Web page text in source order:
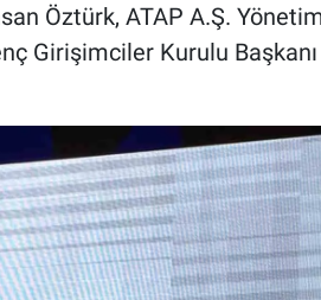
Öztürk, ATAP A.Ş.
Girişimciler Kurulu